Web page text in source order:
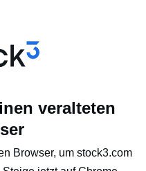
veralteten
Browser, um stock3.com